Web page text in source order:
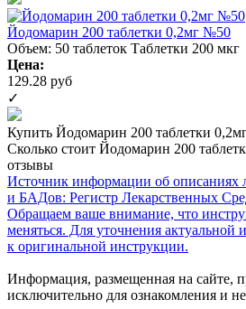
Йодомарин 200 таблетки 0,2мг №50
Объем: 50 таблеток Таблетки 200 мкг
Цена:
129.28 руб
✓
Купить Йодомарин 200 таблетки
Сколько стоит Йодомарин 200
отзывы
Источник информации об описаниях
и БАДов: Регистр Лекарственных
Обращаем ваше внимание, что
меняться. Для уточнения актуальной
к оригинальной инструкции.
Информация, размещенная на сайте,
исключительно для ознакомления и